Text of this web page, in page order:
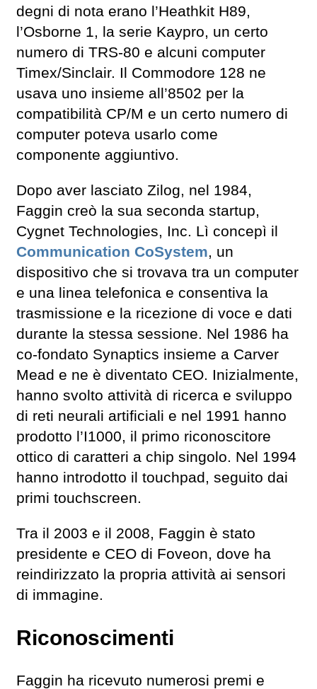
degni di nota erano l’Heathkit H89,
l’Osborne 1, la serie Kaypro, un certo
numero di TRS-80 e alcuni computer
Timex/Sinclair. Il Commodore 128 ne
usava uno insieme all’8502 per la
compatibilità CP/M e un certo numero di
computer poteva usarlo come
componente aggiuntivo.
Dopo aver lasciato Zilog, nel 1984,
Faggin creò la sua seconda startup,
Cygnet Technologies, Inc. Lì concepì il
Communication CoSystem, un
dispositivo che si trovava tra un computer
e una linea telefonica e consentiva la
trasmissione e la ricezione di voce e dati
durante la stessa sessione. Nel 1986 ha
co-fondato Synaptics insieme a Carver
Mead e ne è diventato CEO. Inizialmente,
hanno svolto attività di ricerca e sviluppo
di reti neurali artificiali e nel 1991 hanno
prodotto l’I1000, il primo riconoscitore
ottico di caratteri a chip singolo. Nel 1994
hanno introdotto il touchpad, seguito dai
primi touchscreen.
Tra il 2003 e il 2008, Faggin è stato
presidente e CEO di Foveon, dove ha
reindirizzato la propria attività ai sensori
di immagine.
Riconoscimenti
Faggin ha ricevuto numerosi premi e